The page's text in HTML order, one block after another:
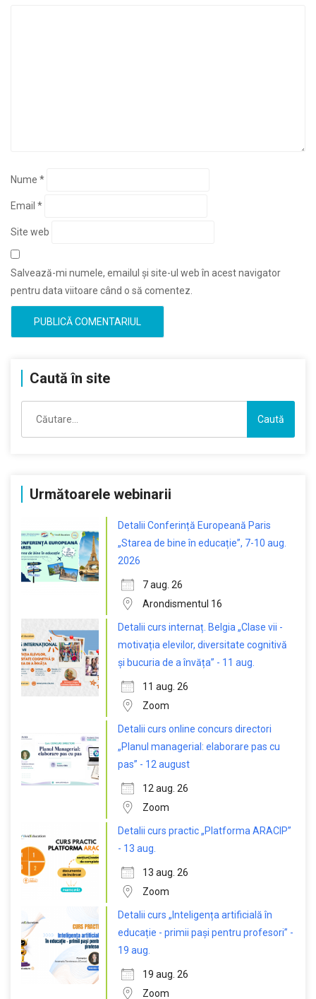
Nume *
Email *
Site web
Salvează-mi numele, emailul și site-ul web în acest navigator
pentru data viitoare când o să comentez.
Caută în site
după:
Următoarele webinarii
Detalii Conferință Europeană Paris
„Starea de bine în educație”, 7-10 aug.
2026
7 aug. 26
Arondismentul 16
Detalii curs internaț. Belgia „Clase vii -
motivația elevilor, diversitate cognitivă
și bucuria de a învăța” - 11 aug.
11 aug. 26
Zoom
Detalii curs online concurs directori
„Planul managerial: elaborare pas cu
pas” - 12 august
12 aug. 26
Zoom
Detalii curs practic „Platforma ARACIP”
- 13 aug.
13 aug. 26
Zoom
Detalii curs „Inteligența artificială în
educație - primii pași pentru profesori” -
19 aug.
19 aug. 26
Zoom